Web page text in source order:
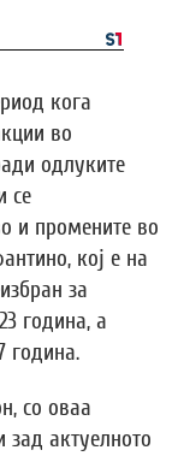
кога
во
одлуките
се
и промените во
кој е на
за
година, а
година.
со оваа
зад актуелното